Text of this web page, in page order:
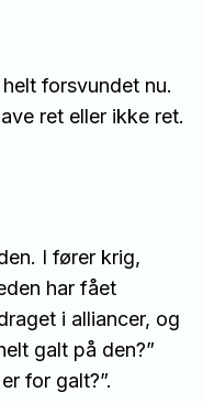
forsvundet nu.
ret eller ikke ret.
I fører krig,
har fået
i alliancer, og
galt på den?”
for galt?”.